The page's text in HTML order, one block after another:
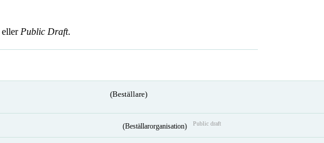
eller Public Draft.
(Beställare)
(Beställarorganisation) Public draft